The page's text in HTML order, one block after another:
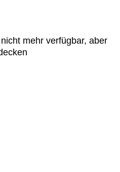
mehr verfügbar, aber